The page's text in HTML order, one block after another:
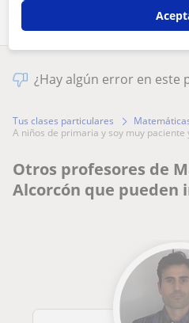
¿Hay algún error en este
Tus clases particulares
a niños de primaria y soy muy
Otros profesores de
Alcorcón que pueden